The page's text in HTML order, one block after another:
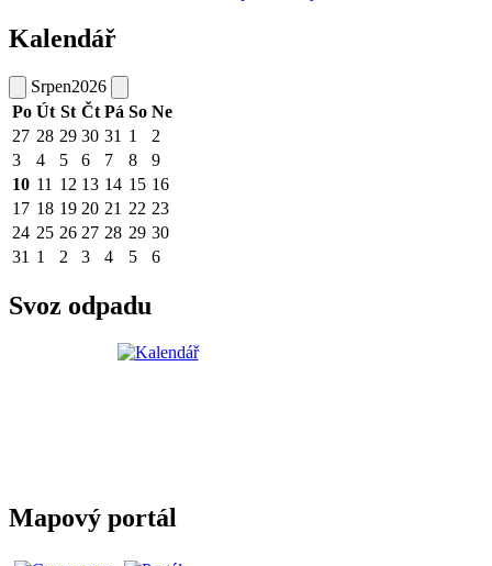
Kalendář
Srpen2026
Po Út St Čt Pá So Ne
27 28 29 30 31 1
2
3
4 5 6 7 8
9
10 11 12 13 14 15 16
17 18 19 20 21 22 23
24 25 26 27 28 29 30
31 1 2 3 4 5 6
Svoz odpadu
Mapový portál